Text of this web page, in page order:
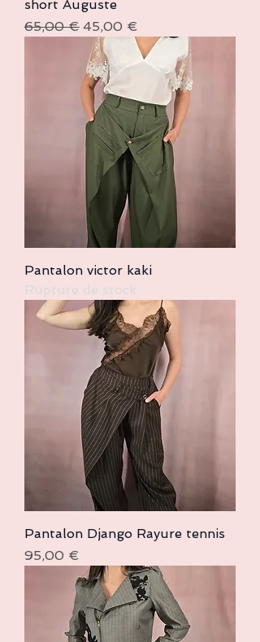
short Auguste
Prix original
65,00 € Prix promotionnel
45,00 €
Pantalon victor kaki
Rupture de stock
Pantalon Django Rayure tennis
Prix
95,00 €